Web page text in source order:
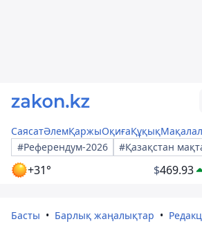
СаясатӘлемҚаржыОқиғаҚұқық
#Референдум-2026
#Қазақстан
+31° $469.93
Басты Барлық жаңалықтар